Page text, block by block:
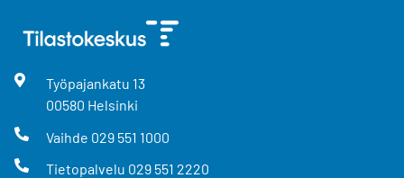
Työpajankatu 13
00580 Helsinki
Vaihde 029 551 1000
Tietopalvelu 029 551 2220